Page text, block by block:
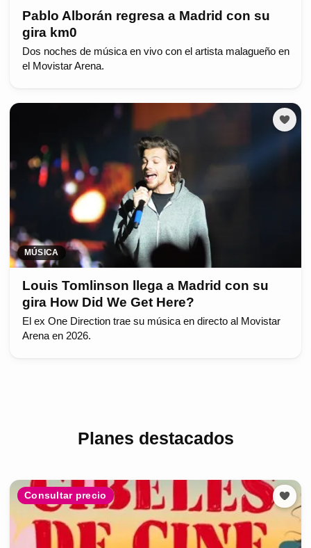
Pablo Alborán regresa a Madrid con su
gira km0
Dos noches de música en vivo con el artista malagueño en
el Movistar Arena.
MÚSICA
Louis Tomlinson llega a Madrid con su
gira How Did We Get Here?
El ex One Direction trae su música en directo al Movistar
Arena en 2026.
Planes destacados
Consultar precio